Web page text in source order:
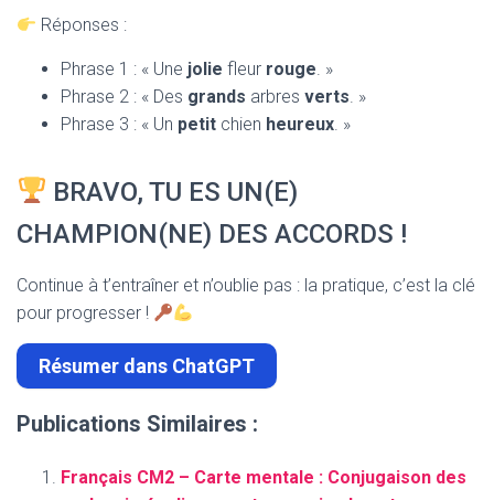
Réponses :
Phrase 1 : « Une jolie fleur rouge. »
Phrase 2 : « Des grands arbres verts. »
Phrase 3 : « Un petit chien heureux. »
BRAVO, TU ES UN(E)
CHAMPION(NE) DES ACCORDS !
Continue à t’entraîner et n’oublie pas : la pratique, c’est la clé
pour progresser !
Résumer dans ChatGPT
Publications Similaires :
Français CM2 – Carte mentale : Conjugaison des